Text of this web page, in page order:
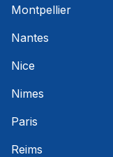
Montpellier
Nantes
Nice
Nimes
Paris
Reims